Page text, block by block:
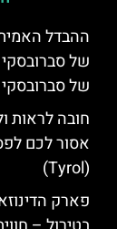
ההבדל
של סברובסקי
של סברובסקי
חובה לראות
אסור לכם
(Tyrol)